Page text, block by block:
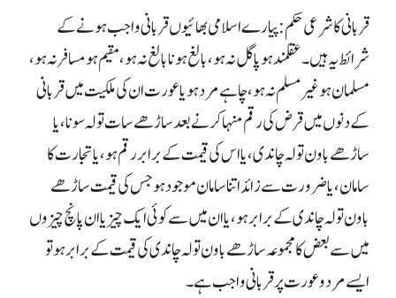
قربانی کا شرعی حکم:پیارے اسلامی بھائیوں قربانی واجب ہونے کے
شرائط یہ ہیں ۔عقلمند ہو پاگل نہ ہو، بالغ ہو نابالغ نہ ہو ، مقیم ہو مسافر نہ ہو،
مسلمان ہو غیر مسلم نہ ہو، چاہے مرد ہو یا عورت ان کی ملکیت میں قربانی
کے دنوں میں قرض کی رقم منہا کرنے بعد ساڑھے سات تولہ سونا، یا
ساڑھے باون تولہ چاندی، یا اس کی قیمت کے برابر رقم ہو، یا تجارت کا
سامان، یا ضرورت سےزائد اتنا سامان موجود ہو جس کی قیمت ساڑھے
باون تولہ چاندی کے برابر ہو، یا ان میں سے کوئی ایک چیز یا ان پانچ چیزوں
میں سے بعض کا مجموعہ ساڑھے باون تولہ چاندی کی قیمت کے برابر ہوتو
ایسے مرد وعورت پر قربانی واجب ہے۔